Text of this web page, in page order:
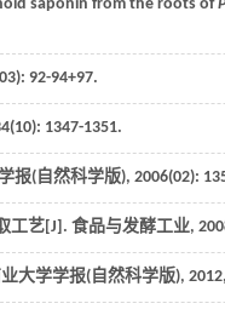
saponin from the roots of
92-94+97.
(10): 1347-1351.
报(自然科学版), 2006(02):
工艺[J]. 食品与发酵工业,
大学学报(自然科学版), 2012,